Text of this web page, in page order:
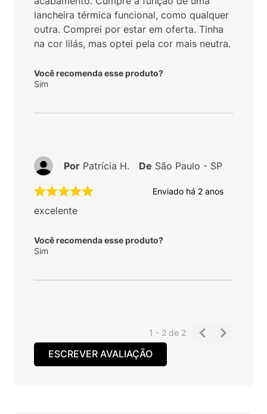
lancheira térmica funcional, como qualquer
outra. Comprei por estar em oferta. Tinha
na cor lilás, mas optei pela cor mais neutra.
Você recomenda esse produto?
Sim
Enviado há 2 anos
excelente
Você recomenda esse produto?
Sim
Por Patrícia H. De São Paulo - SP
1 - 2de 2
ESCREVER AVALIAÇÃO